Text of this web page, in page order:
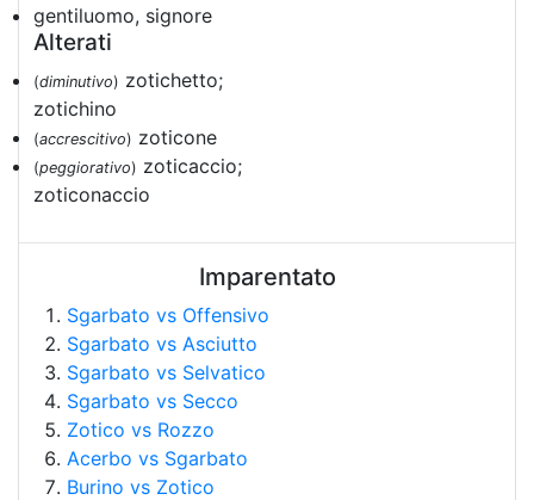
gentiluomo, signore
Alterati
(diminutivo) zotichetto;
zotichino
(accrescitivo) zoticone
(peggiorativo) zoticaccio;
zoticonaccio
Imparentato
Sgarbato vs Offensivo
Sgarbato vs Asciutto
Sgarbato vs Selvatico
Sgarbato vs Secco
Zotico vs Rozzo
Acerbo vs Sgarbato
Burino vs Zotico